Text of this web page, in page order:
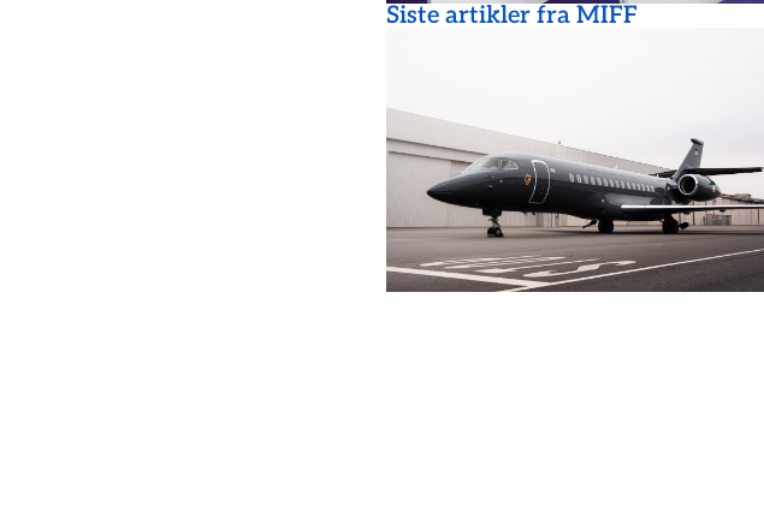
Siste artikler fra MIFF